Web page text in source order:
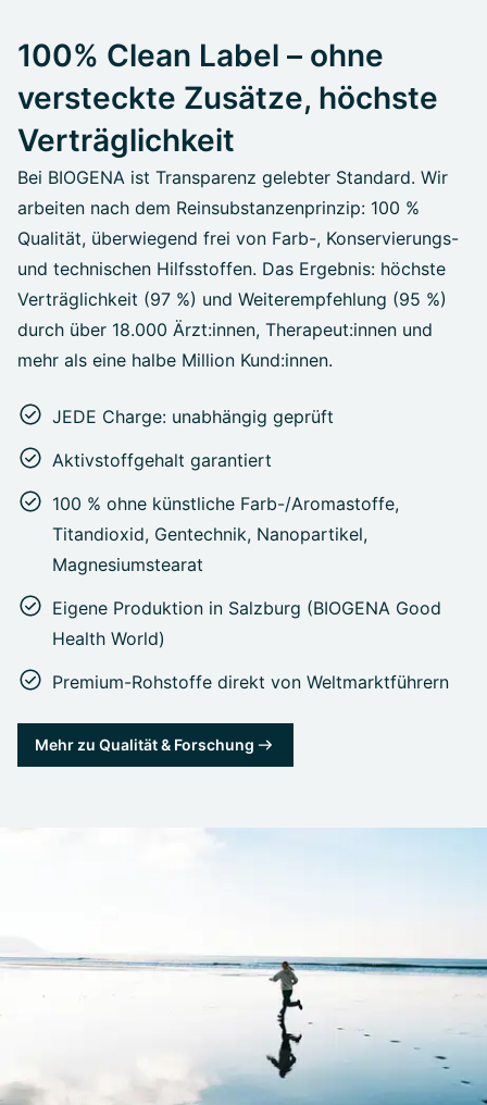
100% Clean Label – ohne
versteckte Zusätze, höchste
Verträglichkeit
Bei BIOGENA ist Transparenz gelebter Standard. Wir
arbeiten nach dem Reinsubstanzenprinzip: 100 %
Qualität, überwiegend frei von Farb-, Konservierungs-
und technischen Hilfsstoffen. Das Ergebnis: höchste
Verträglichkeit (97 %) und Weiterempfehlung (95 %)
durch über 18.000 Ärzt:innen, Therapeut:innen und
mehr als eine halbe Million Kund:innen.
JEDE Charge: unabhängig geprüft
Aktivstoffgehalt garantiert
100 % ohne künstliche Farb-/Aromastoffe,
Titandioxid, Gentechnik, Nanopartikel,
Magnesiumstearat
Eigene Produktion in Salzburg (BIOGENA Good
Health World)
Premium-Rohstoffe direkt von Weltmarktführern
Mehr zu Qualität & Forschung